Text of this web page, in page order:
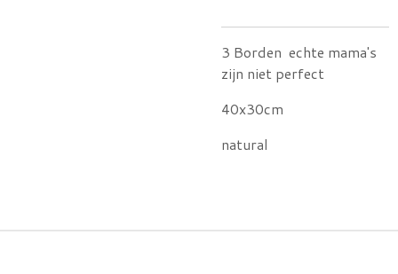
3 Borden echte mama's
zijn niet perfect
40x30cm
natural